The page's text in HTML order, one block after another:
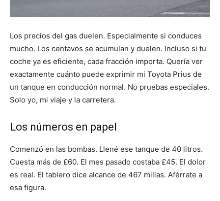
Los precios del gas duelen. Especialmente si conduces
mucho. Los centavos se acumulan y duelen. Incluso si tu
coche ya es eficiente, cada fracción importa. Quería ver
exactamente cuánto puede exprimir mi Toyota Prius de
un tanque en conducción normal. No pruebas especiales.
Solo yo, mi viaje y la carretera.
Los números en papel
Comenzó en las bombas. Llené ese tanque de 40 litros.
Cuesta más de £60. El mes pasado costaba £45. El dolor
es real. El tablero dice alcance de 467 millas. Aférrate a
esa figura.